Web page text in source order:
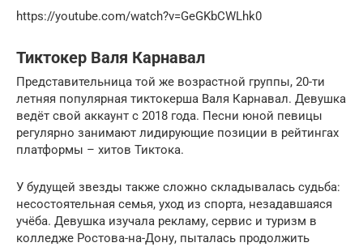
https://youtube.com/watch?v=GeGKbCWLhk0
Тиктокер Валя Карнавал
Представительница той же возрастной группы, 20-ти
летняя популярная тиктокерша Валя Карнавал. Девушка
ведёт свой аккаунт с 2018 года. Песни юной певицы
регулярно занимают лидирующие позиции в рейтингах
платформы – хитов Тиктока.
У будущей звезды также сложно складывалась судьба:
несостоятельная семья, уход из спорта, незадавшаяся
учёба. Девушка изучала рекламу, сервис и туризм в
колледже Ростова-на-Дону, пыталась продолжить